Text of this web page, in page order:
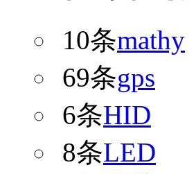
10条mathy
69条gps
6条HID
8条LED